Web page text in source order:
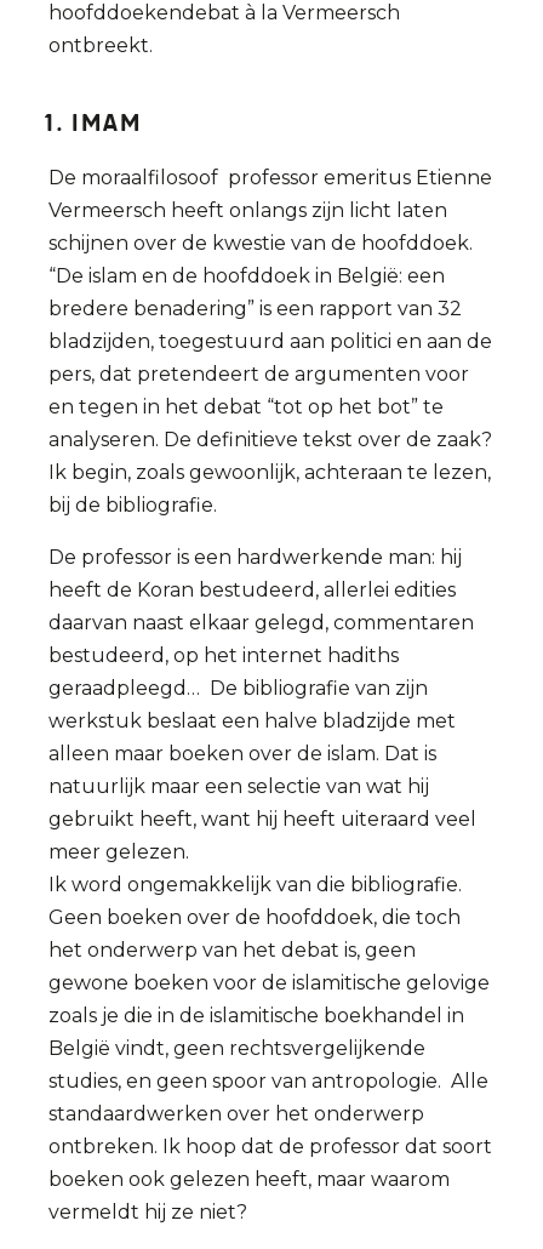
hoofddoekendebat à la Vermeersch
ontbreekt.
1. Imam
De moraalfilosoof professor emeritus Etienne
Vermeersch heeft onlangs zijn licht laten
schijnen over de kwestie van de hoofddoek.
“De islam en de hoofddoek in België: een
bredere benadering” is een rapport van 32
bladzijden, toegestuurd aan politici en aan de
pers, dat pretendeert de argumenten voor
en tegen in het debat “tot op het bot” te
analyseren. De definitieve tekst over de zaak?
Ik begin, zoals gewoonlijk, achteraan te lezen,
bij de bibliografie.
De professor is een hardwerkende man: hij
heeft de Koran bestudeerd, allerlei edities
daarvan naast elkaar gelegd, commentaren
bestudeerd, op het internet hadiths
geraadpleegd… De bibliografie van zijn
werkstuk beslaat een halve bladzijde met
alleen maar boeken over de islam. Dat is
natuurlijk maar een selectie van wat hij
gebruikt heeft, want hij heeft uiteraard veel
meer gelezen.
Ik word ongemakkelijk van die bibliografie.
Geen boeken over de hoofddoek, die toch
het onderwerp van het debat is, geen
gewone boeken voor de islamitische gelovige
zoals je die in de islamitische boekhandel in
België vindt, geen rechtsvergelijkende
studies, en geen spoor van antropologie. Alle
standaardwerken over het onderwerp
ontbreken. Ik hoop dat de professor dat soort
boeken ook gelezen heeft, maar waarom
vermeldt hij ze niet?